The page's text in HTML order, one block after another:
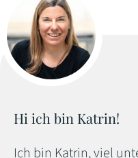
Hi ich bin Katrin!
Ich bin Katrin, viel